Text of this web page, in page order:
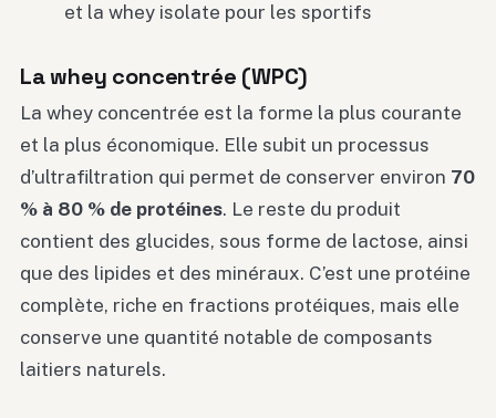
et la whey isolate pour les sportifs
La whey concentrée (WPC)
La whey concentrée est la forme la plus courante
et la plus économique. Elle subit un processus
d’ultrafiltration qui permet de conserver environ 70
% à 80 % de protéines. Le reste du produit
contient des glucides, sous forme de lactose, ainsi
que des lipides et des minéraux. C’est une protéine
complète, riche en fractions protéiques, mais elle
conserve une quantité notable de composants
laitiers naturels.